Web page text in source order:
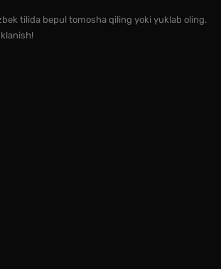
tilida bepul tomosha qiling yoki yuklab oling.